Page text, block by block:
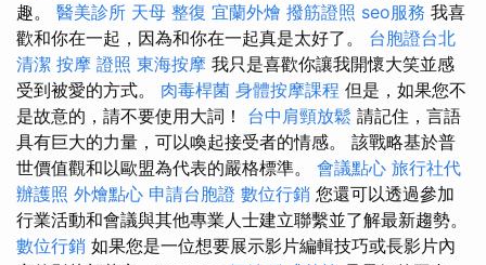
趣。 醫美診所 天母 整復 宜蘭外燴 撥筋證照 seo服務 我喜
歡和你在一起，因為和你在一起真是太好了。 台胞證台北
清潔 按摩 證照 東海按摩 我只是喜歡你讓我開懷大笑並感
受到被愛的方式。 肉毒桿菌 身體按摩課程 但是，如果您不
是故意的，請不要使用大詞！ 台中肩頸放鬆 請記住，言語
具有巨大的力量，可以喚起接受者的情感。 該戰略基於普
世價值觀和以歐盟為代表的嚴格標準。 會議點心 旅行社代
辦護照 外燴點心 申請台胞證 數位行銷 您還可以透過參加
行業活動和會議與其他專業人士建立聯繫並了解最新趨勢。
數位行銷 如果您是一位想要展示影片編輯技巧或長影片內